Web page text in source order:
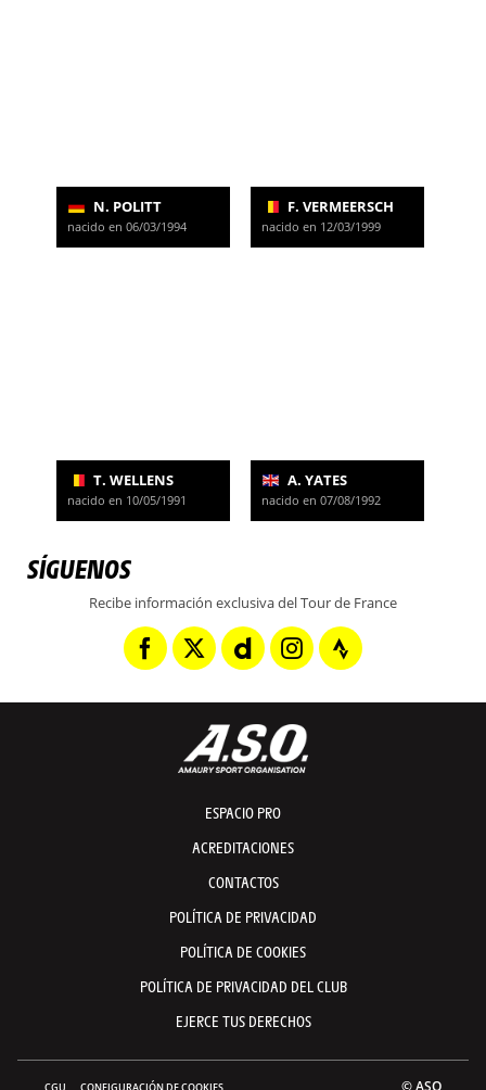
N. POLITT
nacido en 06/03/1994
F. VERMEERSCH
nacido en 12/03/1999
T. WELLENS
nacido en 10/05/1991
A. YATES
nacido en 07/08/1992
SÍGUENOS
Recibe información exclusiva del Tour de France
ESPACIO PRO
ACREDITACIONES
CONTACTOS
POLÍTICA DE PRIVACIDAD
POLÍTICA DE COOKIES
POLÍTICA DE PRIVACIDAD DEL CLUB
EJERCE TUS DERECHOS
CGU CONFIGURACIÓN DE COOKIES © ASO